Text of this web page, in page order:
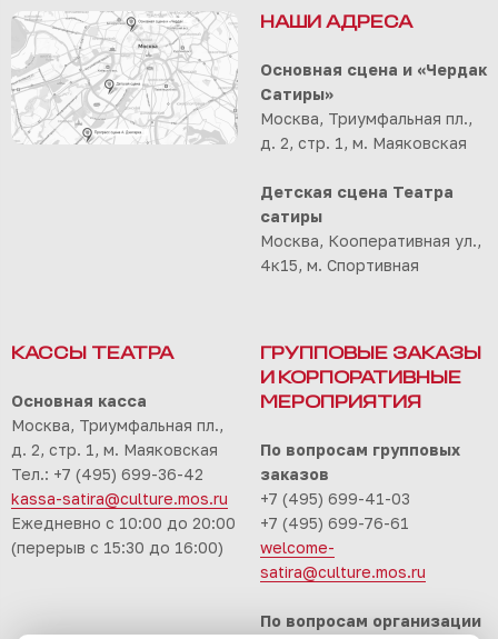
НАШИ АДРЕСА
Основная сцена и «Чердак
Сатиры»
Москва, Триумфальная пл.,
д. 2, стр. 1, м. Маяковская
Детская сцена Театра
сатиры
Москва, Кооперативная ул.,
4к15, м. Спортивная
КАССЫ ТЕАТРА
Основная касса
Москва, Триумфальная пл.,
д. 2, стр. 1, м. Маяковская
Тел.: +7 (495) 699-36-42
kassa-satira@culture.mos.ru
Ежедневно с 10:00 до 20:00
(перерыв с 15:30 до 16:00)
ГРУППОВЫЕ ЗАКАЗЫ
И КОРПОРАТИВНЫЕ
МЕРОПРИЯТИЯ
По вопросам групповых
заказов
+7 (495) 699-41-03
+7 (495) 699-76-61
welcome-
satira@culture.mos.ru
По вопросам организации